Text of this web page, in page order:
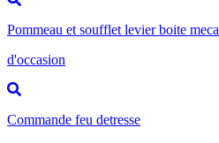
Pommeau et soufflet levier boite meca
d'occasion
Commande feu detresse